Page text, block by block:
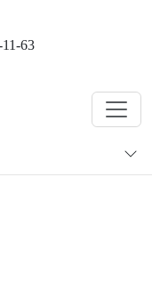
63